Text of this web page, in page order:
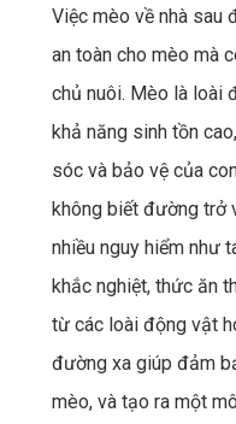
Việc mèo về nhà sau
an toàn cho mèo mà
chủ nuôi. Mèo là loài
khả năng sinh tồn
sóc và bảo vệ của
không biết đường trở
nhiều nguy hiểm như
khắc nghiệt, thức ăn
từ các loài động vật
đường xa giúp đảm
mèo, và tạo ra một